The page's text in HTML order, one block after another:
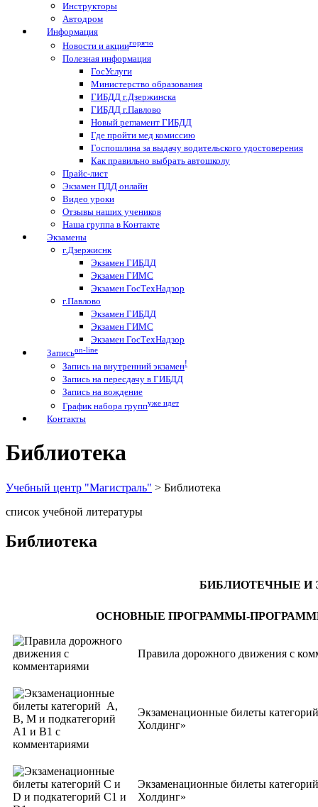
Инструкторы
Автодром
Информация
Новости и акциигорячо
Полезная информация
ГосУслуги
Министерство образования
ГИБДД г.Дзержинска
ГИБДД г.Павлово
Новый регламент ГИБДД
Где пройти мед комиссию
Госпошлина за выдачу водительского удостоверения
Как правильно выбрать автошколу
Прайс-лист
Экзамен ПДД онлайн
Видео уроки
Отзывы наших учеников
Наша группа в Контакте
Экзамены
г.Дзержиснк
Экзамен ГИБДД
Экзамен ГИМС
Экзамен ГосТехНадзор
г.Павлово
Экзамен ГИБДД
Экзамен ГИМС
Экзамен ГосТехНадзор
Записьon-line
Запись на внутренний экзамен!
Запись на пересдачу в ГИБДД
Запись на вождение
График набора группуже идет
Контакты
Библиотека
Учебный центр "Магистраль" > Библиотека
список учебной литературы
Библиотека
БИБЛИОТЕЧНЫЕ И
ОСНОВНЫЕ ПРОГРАММЫ-
Правила дорожного движения с
Экзаменационные билеты
Холдинг»
Экзаменационные билеты
Холдинг»